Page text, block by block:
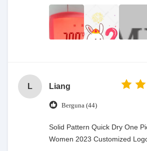
L Liang
Berguna (44)
Solid Pattern Quick Dry One
Women 2023 Customized